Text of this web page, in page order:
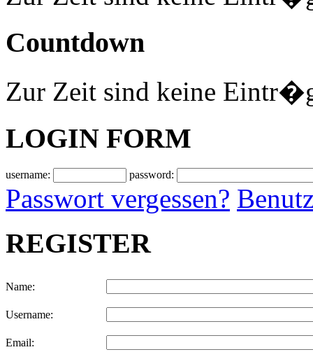
Countdown
Zur Zeit sind keine
LOGIN FORM
username: password:
Passwort vergessen?
REGISTER
Name:
Username:
Email: